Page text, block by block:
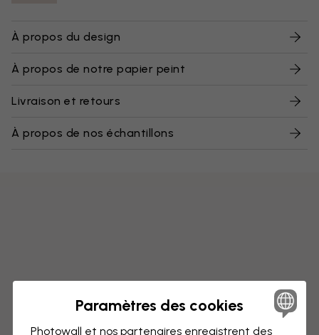
À propos du design
À propos de notre papier peint
Livraison et retours
À propos de nos échantillons
Paramètres des cookies
Photowall et nos partenaires enregistrent des